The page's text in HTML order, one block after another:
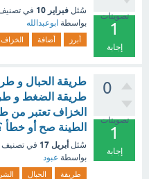
تصويتات
1
إجابة
سُئل فبراير 10 في
بواسطة ابوعبدالله
أبرز أضافة الخزاف
0
تصويتات
1
إجابة
طريقة الحبال و
طريقة الضغط و
الخزاف تعتبر من
الطينة صح أو خطأ
سُئل أبريل 17 في تصنيف
بواسطة عبود
طريقة الحبال